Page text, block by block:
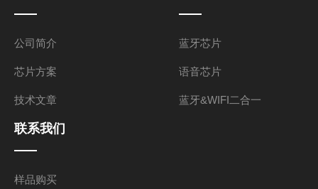
公司简介
芯片方案
技术文章
蓝牙芯片
语音芯片
蓝牙&WIFI二合一
联系我们
样品购买